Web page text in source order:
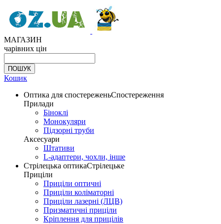
МАГАЗИН
чарівних цін
Кошик
Оптика для спостереженьСпостереження
Прилади
Біноклі
Монокуляри
Підзорні труби
Аксесуари
Штативи
L-адаптери, чохли, інше
Стрілецька оптикаСтрілецьке
Приціли
Приціли оптичні
Приціли коліматорні
Приціли лазерні (ЛЦВ)
Призматичні приціли
Кріплення для прицілів